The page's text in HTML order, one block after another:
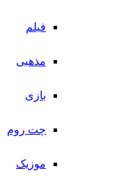
فیلم
مذهبی
بازی
چت روم
موزیک